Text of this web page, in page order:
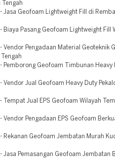
Tengah
Jasa Geofoam Lightweight Fill di
Biaya Pasang Geofoam Lightweight Fill
Vendor Pengadaan Material Geoteknik
Pemborong Geofoam Timbunan Heavy
Vendor Jual Geofoam Heavy Duty
Tempat Jual EPS Geofoam Wilayah
Vendor Pengadaan EPS Geofoam
Rekanan Geofoam Jembatan Murah
Jasa Pemasangan Geofoam Jembatan